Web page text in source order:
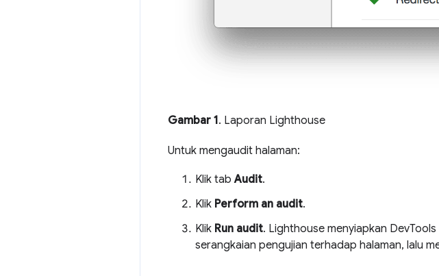
Gambar 1. Laporan Lighthouse
Untuk mengaudit halaman:
Klik tabAudit.
Klik Perform an audit.
Klik Run audit. Lighthouse menyiapkan
serangkaian pengujian terhadap halaman, lalu